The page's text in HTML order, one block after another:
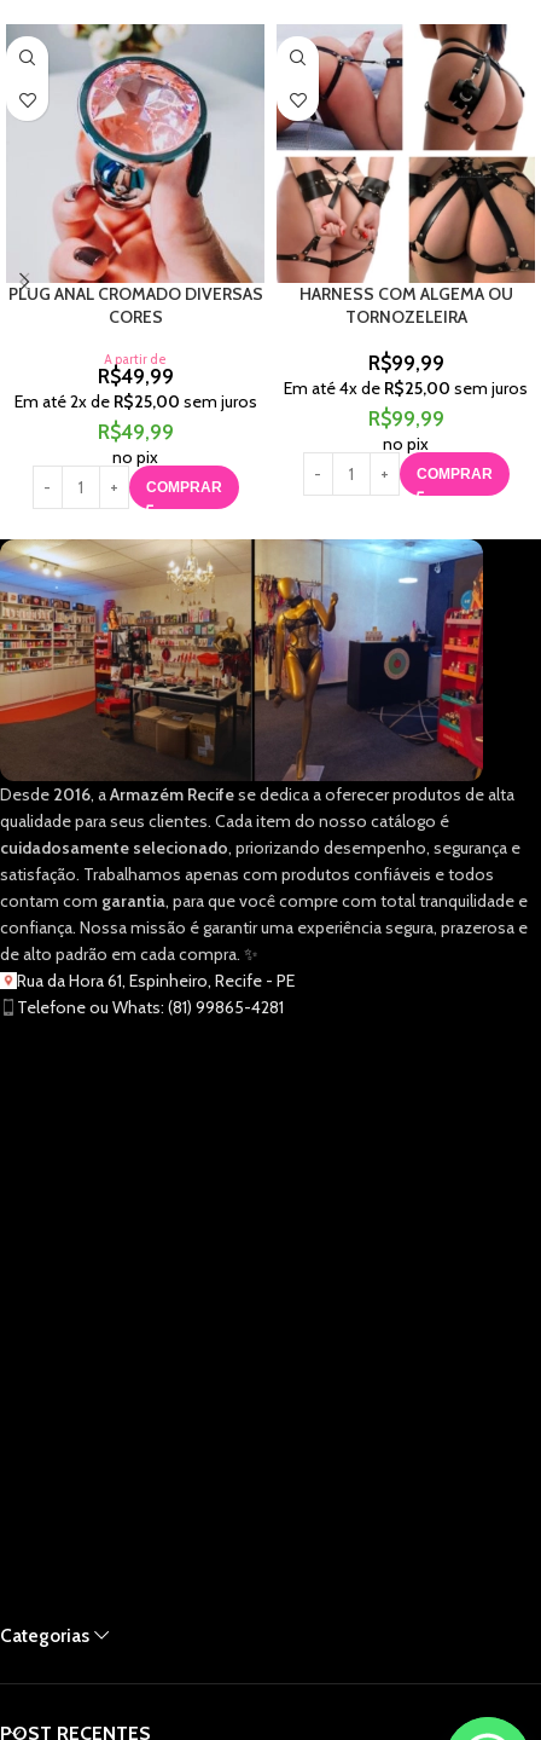
PLUG ANAL CROMADO DIVERSAS
CORES
A partir de
R$49,99
Em até2x de R$25,00 sem juros
R$49,99
no pix
COMPRAR
HARNESS COM ALGEMA OU
TORNOZELEIRA
R$99,99
Em até4x de R$25,00 sem juros
R$99,99
no pix
COMPRAR
Desde 2016, aArmazém Recifese dedica a oferecer produtos de alta
qualidade para seus clientes. Cada item do nosso catálogo é
cuidadosamente selecionado, priorizando desempenho, segurança e
satisfação. Trabalhamos apenas com produtos confiáveis e todos
contam com garantia, para que você compre com total tranquilidade e
confiança. Nossa missão é garantir uma experiência segura, prazerosa e
de alto padrão em cada compra. ✨
Rua da Hora 61, Espinheiro, Recife - PE
Telefone ou Whats: (81) 99865-4281
Categorias
POST RECENTES